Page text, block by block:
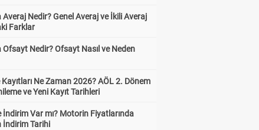
Nedir? Genel Averaj ve İkili Averaj
Farklar
Nedir? Ofsayt Nasıl ve Neden
Kayıtları Ne Zaman 2026? AÖL 2. Dönem
ve Yeni Kayıt Tarihleri
Var mı? Motorin Fiyatlarında
İndirim Tarihi